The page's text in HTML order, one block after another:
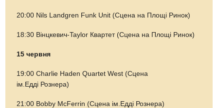
20:00 Nils Landgren Funk Unit (Сцена на Площі Ринок)
18:30 Вінцкевич-Taylor Квартет (Сцена на Площі Ринок)
15 червня
19:00 Charlie Haden Quartet West (Сцена
ім.Едді Рознера)
21:00 Bobby McFerrin (Сцена ім.Едді Рознера)